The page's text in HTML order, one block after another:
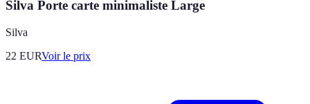
Silva Porte carte minimaliste Large
Silva
22 EURVoir le prix